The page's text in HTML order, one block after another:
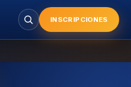
Buscar
INSCRIPCIONES